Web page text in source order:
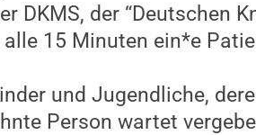
DKMS, der “Deutschen
alle 15 Minuten ein*e
und Jugendliche,
Person wartet